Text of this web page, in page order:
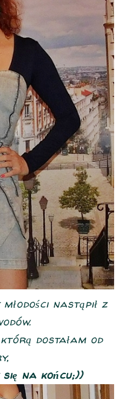
nastąpił z
dostałam od
się na końcu;))